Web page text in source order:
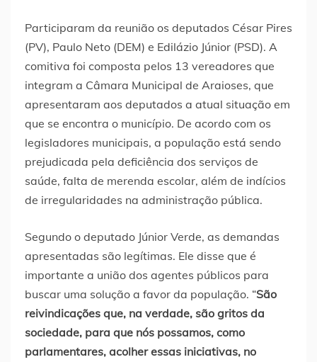
Participaram da reunião os deputados César Pires
(PV), Paulo Neto (DEM) e Edilázio Júnior (PSD). A
comitiva foi composta pelos 13 vereadores que
integram a Câmara Municipal de Araioses, que
apresentaram aos deputados a atual situação em
que se encontra o município. De acordo com os
legisladores municipais, a população está sendo
prejudicada pela deficiência dos serviços de
saúde, falta de merenda escolar, além de indícios
de irregularidades na administração pública.
Segundo o deputado Júnior Verde, as demandas
apresentadas são legítimas. Ele disse que é
importante a união dos agentes públicos para
buscar uma solução a favor da população. “São
reivindicações que, na verdade, são gritos da
sociedade, para que nós possamos, como
parlamentares, acolher essas iniciativas, no